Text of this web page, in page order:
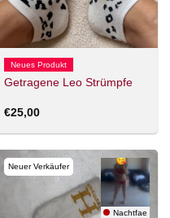
Neues Produkt
Getragene Leo Strümpfe
€25,00
Neuer Verkäufer
Nachtfae